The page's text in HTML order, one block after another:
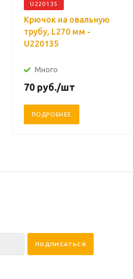
U220135
Крючок на овальную
трубу, L270 мм -
U220135
Много
70 руб./шт
ПОДРОБНЕЕ